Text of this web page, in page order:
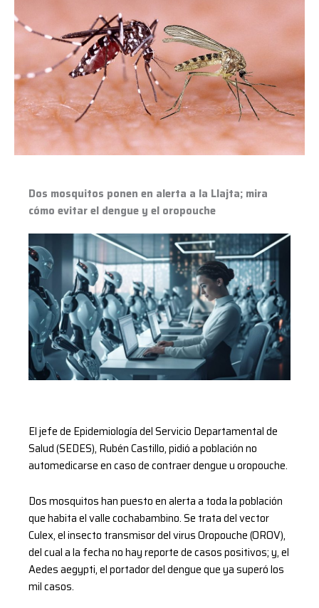
Dos mosquitos ponen en alerta a la Llajta; mira
cómo evitar el dengue y el oropouche
El jefe de Epidemiología del Servicio Departamental de
Salud (SEDES), Rubén Castillo, pidió a población no
automedicarse en caso de contraer dengue u oropouche.
Dos mosquitos han puesto en alerta a toda la población
que habita el valle cochabambino. Se trata del vector
Culex, el insecto transmisor del virus Oropouche (OROV),
del cual a la fecha no hay reporte de casos positivos; y, el
Aedes aegypti, el portador del dengue que ya superó los
mil casos.
mosquitos
ponen
alerta
a
la
Llajta;
mira
cómo
dengue
oropouche